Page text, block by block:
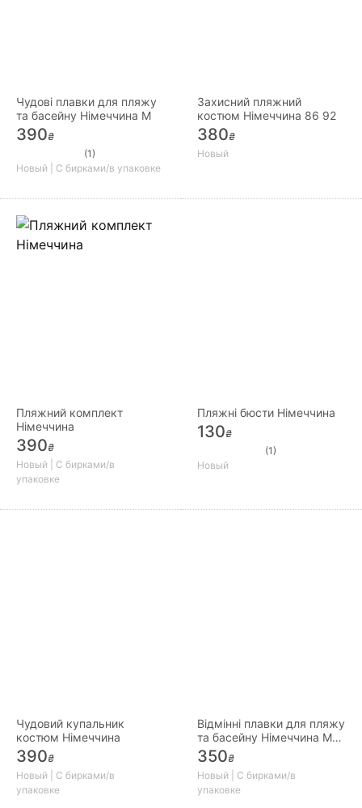
Чудові плавки для пляжу
та басейну Німеччина М
390₴
(1)
Новый | С бирками/в упаковке
Захисний пляжний
костюм Німеччина 86 92
380₴
Новый
Пляжний комплект
Німеччина
390₴
Новый | С бирками/в
упаковке
Пляжні бюсти Німеччина
130₴
(1)
Новый
Чудовий купальник
костюм Німеччина
390₴
Новый | С бирками/в
упаковке
Відмінні плавки для пляжу
та басейну Німеччина М
XXL
350₴
Новый | С бирками/в
упаковке